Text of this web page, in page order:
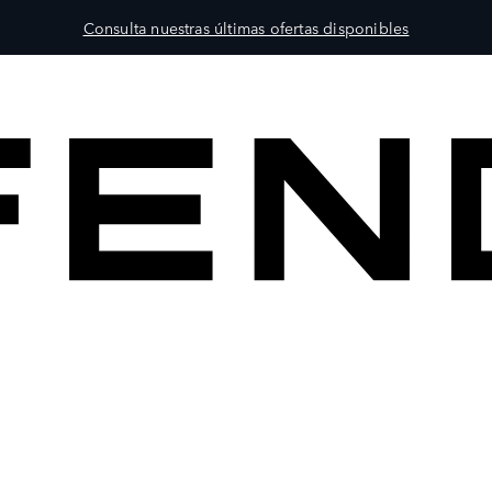
Consulta nuestras últimas ofertas disponibles